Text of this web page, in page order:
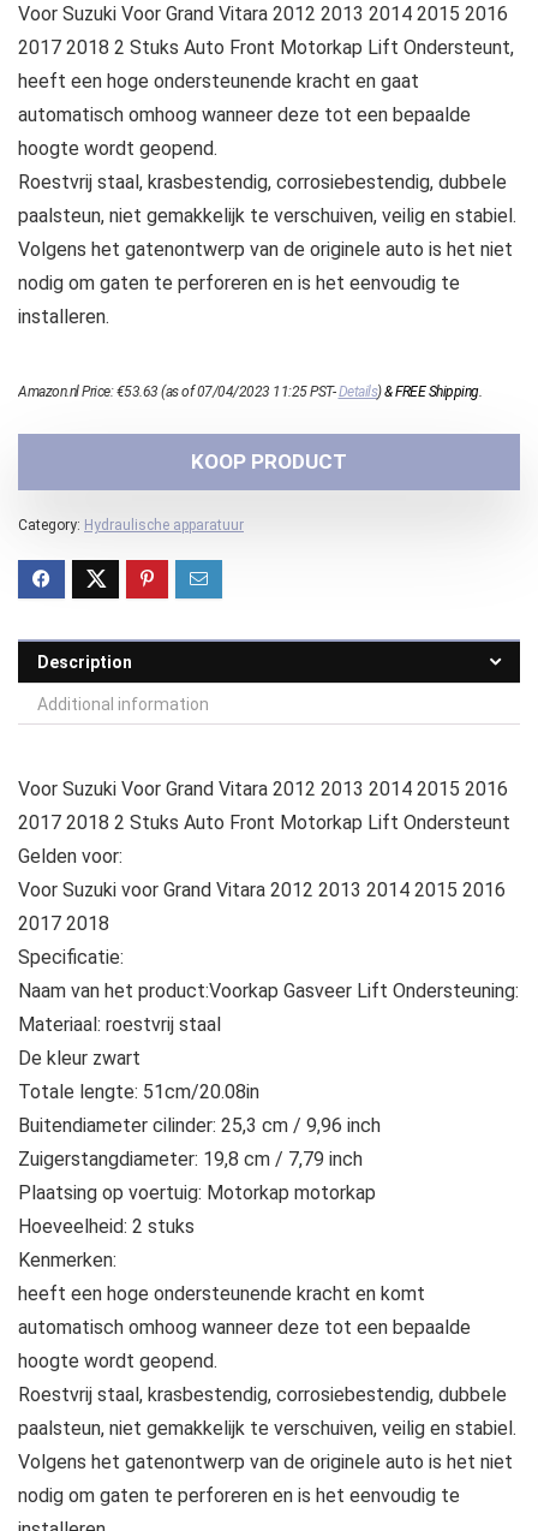
Voor Suzuki Voor Grand Vitara 2012 2013 2014 2015 2016
2017 2018 2 Stuks Auto Front Motorkap Lift Ondersteunt,
heeft een hoge ondersteunende kracht en gaat
automatisch omhoog wanneer deze tot een bepaalde
hoogte wordt geopend.
Roestvrij staal, krasbestendig, corrosiebestendig, dubbele
paalsteun, niet gemakkelijk te verschuiven, veilig en stabiel.
Volgens het gatenontwerp van de originele auto is het niet
nodig om gaten te perforeren en is het eenvoudig te
installeren.
Amazon.nl Price:€53.63 (as of 07/04/2023 11:25 PST-Details)&FREE Shipping.
KOOP PRODUCT
Category: Hydraulische apparatuur
Description
Additional information
Voor Suzuki Voor Grand Vitara 2012 2013 2014 2015 2016
2017 2018 2 Stuks Auto Front Motorkap Lift Ondersteunt
Gelden voor:
Voor Suzuki voor Grand Vitara 2012 2013 2014 2015 2016
2017 2018
Specificatie:
Naam van het product:Voorkap Gasveer Lift Ondersteuning:
Materiaal: roestvrij staal
De kleur zwart
Totale lengte: 51cm/20.08in
Buitendiameter cilinder: 25,3 cm / 9,96 inch
Zuigerstangdiameter: 19,8 cm / 7,79 inch
Plaatsing op voertuig: Motorkap motorkap
Hoeveelheid: 2 stuks
Kenmerken:
heeft een hoge ondersteunende kracht en komt
automatisch omhoog wanneer deze tot een bepaalde
hoogte wordt geopend.
Roestvrij staal, krasbestendig, corrosiebestendig, dubbele
paalsteun, niet gemakkelijk te verschuiven, veilig en stabiel.
Volgens het gatenontwerp van de originele auto is het niet
nodig om gaten te perforeren en is het eenvoudig te